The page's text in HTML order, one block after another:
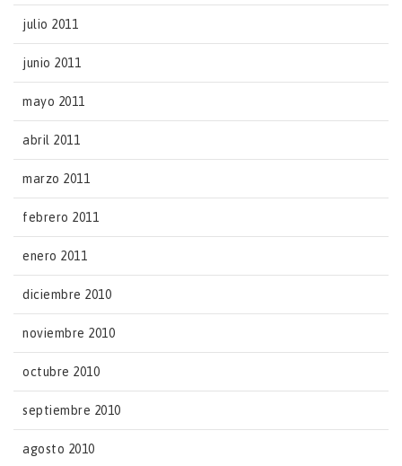
julio 2011
junio 2011
mayo 2011
abril 2011
marzo 2011
febrero 2011
enero 2011
diciembre 2010
noviembre 2010
octubre 2010
septiembre 2010
agosto 2010